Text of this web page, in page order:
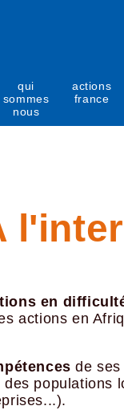
qui
sommes
nous
actions
france
en
actions en
de
populations